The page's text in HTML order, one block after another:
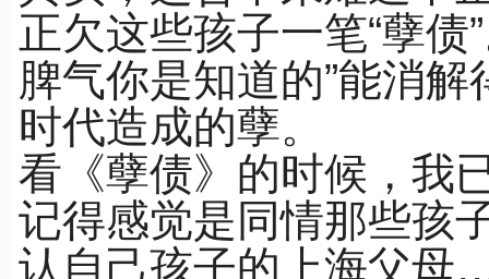
正欠这些孩子一笔“孽债
脾气你是知道的”能消
时代造成的孽。
看《孽债》的时候，我
记得感觉是同情那些孩
认自己孩子的上海父